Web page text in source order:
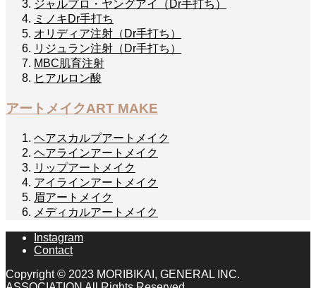
ジャルプロ・ヤングアイ（Dr手打ち）
ミノキDr手打ち
オリディア注射（Dr手打ち）
リジュラン注射（Dr手打ち）
MBC肌育注射
ヒアルロン酸
アートメイクART MAKE
ヘアスカルプアートメイク
ヘアラインアートメイク
リップアートメイク
アイラインアートメイク
眉アートメイク
メディカルアートメイク
Instagram
Contact
Copyright © 2023 MORIBIKAI, GENERAL INC.